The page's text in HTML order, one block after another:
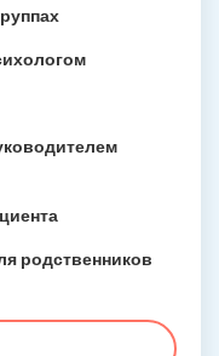
родственников